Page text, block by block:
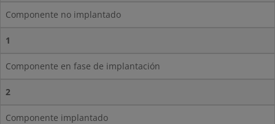
Componente no implantado
1
Componente en fase de implantación
2
Componente implantado